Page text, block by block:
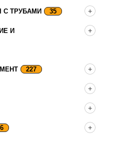
С ТРУБАМИ 35
И
227